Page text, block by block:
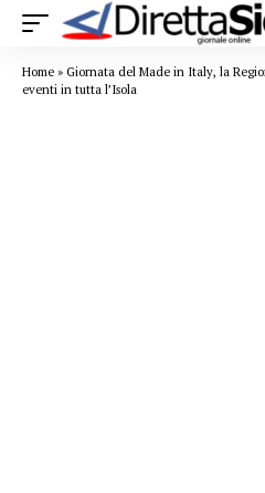
Home » Giornata del Made in Italy, la
eventi in tutta l’Isola